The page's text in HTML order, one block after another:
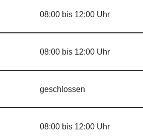
08:00 bis 12:00 Uhr
08:00 bis 12:00 Uhr
geschlossen
08:00 bis 12:00 Uhr